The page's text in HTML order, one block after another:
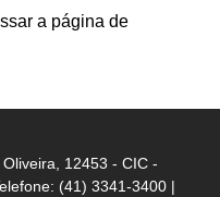
a página de
12453 - CIC -
(41) 3341-3400 |